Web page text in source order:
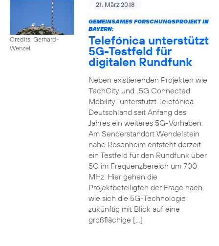
Credits: Gerhard-
Wenzel
21. März 2018
GEMEINSAMES FORSCHUNGSPROJEKT IN
BAYERN:
Telefónica unterstützt
5G-Testfeld für
digitalen Rundfunk
Neben existierenden Projekten wie
TechCity und „5G Connected
Mobility“ unterstützt Telefónica
Deutschland seit Anfang des
Jahres ein weiteres 5G-Vorhaben.
Am Senderstandort Wendelstein
nahe Rosenheim entsteht derzeit
ein Testfeld für den Rundfunk über
5G im Frequenzbereich um 700
MHz. Hier gehen die
Projektbeteiligten der Frage nach,
wie sich die 5G-Technologie
zukünftig mit Blick auf eine
großflächige […]